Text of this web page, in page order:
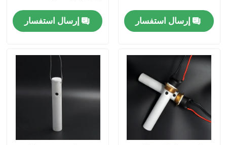
المنزل
منتجات
أشرطة فيديو
عرض الواقع الافتراضي
إرسال استفسار إرسال استفسار